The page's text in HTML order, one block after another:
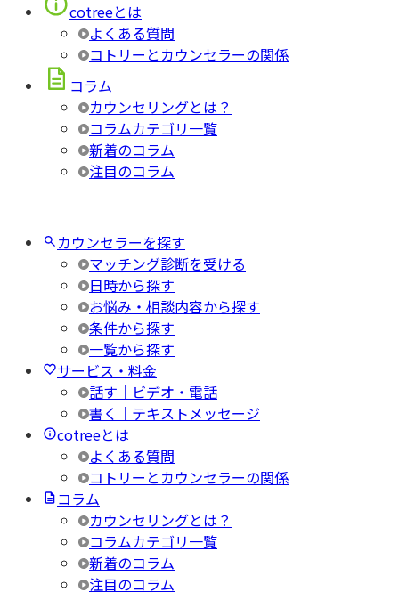
cotreeとは
よくある質問
コトリーとカウンセラーの関係
コラム
カウンセリングとは？
コラムカテゴリ一覧
新着のコラム
注目のコラム
カウンセラーを探す
マッチング診断を受ける
日時から探す
お悩み・相談内容から探す
条件から探す
一覧から探す
サービス・料金
話す｜ビデオ・電話
書く｜テキストメッセージ
cotreeとは
よくある質問
コトリーとカウンセラーの関係
コラム
カウンセリングとは？
コラムカテゴリ一覧
新着のコラム
注目のコラム